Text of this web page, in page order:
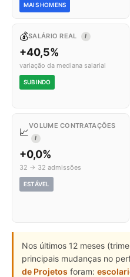
MAIS HOMENS
💰SALÁRIO REAL I
+40,5%
variação da mediana salarial
SUBINDO
📈
VOLUME CONTRATAÇÕES
I
+0,0%
32 → 32 admissões
ESTÁVEL
Nos últimos 12 meses
principais mudanças no
de Projetos foram: